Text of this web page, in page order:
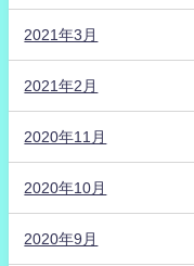
2021年3月
2021年2月
2020年11月
2020年10月
2020年9月